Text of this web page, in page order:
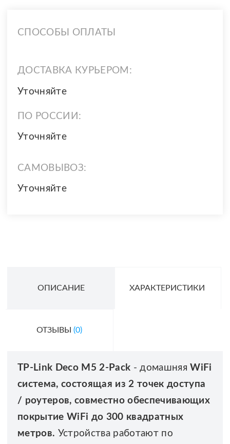
СПОСОБЫ ОПЛАТЫ
ДОСТАВКА КУРЬЕРОМ:
Уточняйте
ПО РОССИИ:
Уточняйте
САМОВЫВОЗ:
Уточняйте
ОПИСАНИЕ ХАРАКТЕРИСТИКИ
ОТЗЫВЫ (0)
TP-Link Deco M5 2-Pack - домашняяWiFi
система, состоящая из 2 точек доступа
/ роутеров, совместно обеспечивающих
покрытие WiFi до 300 квадратных
метров. Устройства работают по